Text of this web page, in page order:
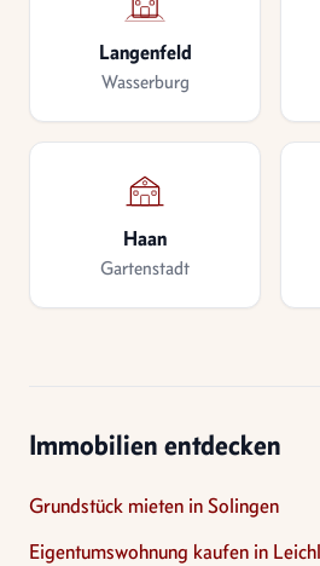
Langenfeld
Wasserburg
Haan
Gartenstadt
Immobilien entdecken
Grundstück mieten in Solingen
Eigentumswohnung kaufen in